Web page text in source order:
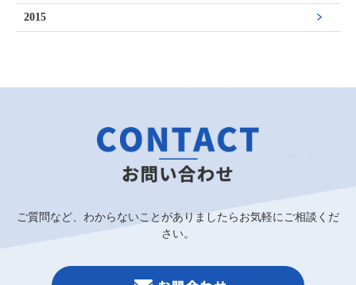
2015
ご質問など、わからないことがありましたらお気軽にご相談くだ
さい。